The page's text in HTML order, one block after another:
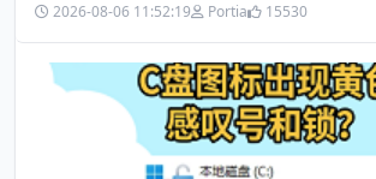
2026-08-06 11:52:19 Portia 15530